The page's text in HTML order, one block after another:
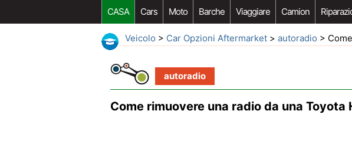
CASA Cars Moto Barche Viaggiare Camion
Veicolo > Car Opzioni Aftermarket > autoradio >
autoradio
Come rimuovere una radio da una Toyota